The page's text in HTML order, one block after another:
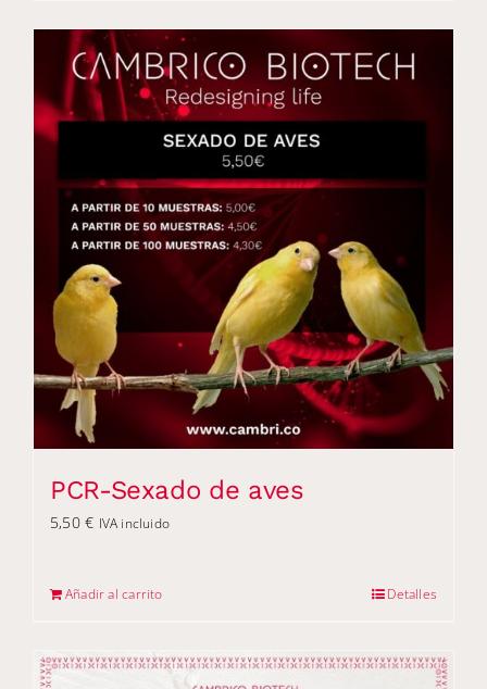
PCR-Sexado de aves
5,50€ IVA incluido
Añadir al carrito Detalles